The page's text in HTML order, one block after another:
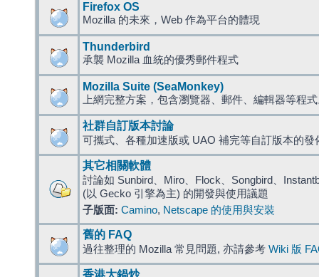
Firefox OS
Mozilla 的未來，Web 作為平台的體現
Thunderbird
承襲 Mozilla 血統的優秀郵件程式
Mozilla Suite (SeaMonkey)
上網完整方案，包含瀏覽器、郵件、編輯器等程
社群自訂版本討論
可攜式、各種加速版或 UAO 補完等自訂版本的發
其它相關軟體
討論如 Sunbird、Miro、Flock、Songbird、
(以 Gecko 引擎為主) 的開發與使用議題
子版面: Camino, Netscape 的使用與安裝
舊的 FAQ
過往整理的 Mozilla 常見問題, 亦請參考 Wiki 版
香港大鍋炒